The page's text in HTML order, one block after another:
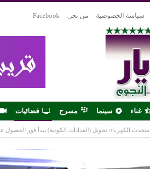
سياسة الخصوصية من نحن Facebook
غناء سينما مسرح فضائيات
متحدث الكهرباء: تحويل (العدادات الكودية) يبدأ فور الحصول